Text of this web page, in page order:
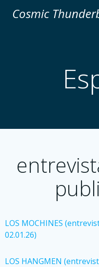
Cosmic
LOS MOCHINES
02.01.26)
LOS HANGMEN